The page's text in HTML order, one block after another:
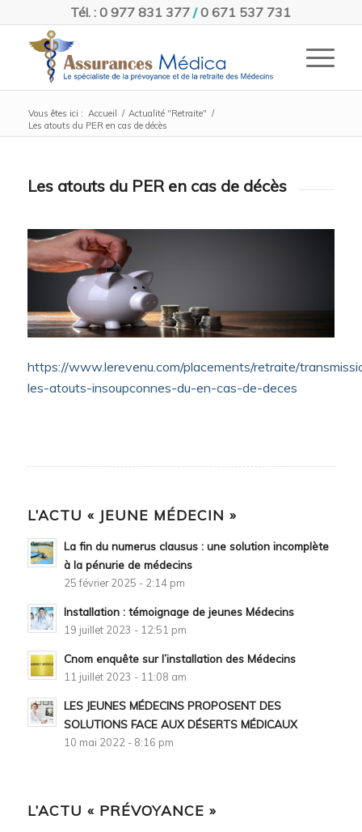
Tél. : 0 977 831 377 /0 671 537 731
Vous êtes ici : Accueil / Actualité "Retraite" /
Les atouts du PER en cas de décès
Les atouts du PER en cas de décès
https://www.lerevenu.com/placements/retraite/
les-atouts-insoupconnes-du-en-cas-de-deces
L’ACTU « JEUNE MÉDECIN »
La fin du numerus clausus : une solution incomplète
à la pénurie de médecins
25 février 2025 - 2:14 pm
Installation : témoignage de jeunes Médecins
19 juillet 2023 - 12:51 pm
Cnom enquête sur l’installation des Médecins
11 juillet 2023 - 11:08 am
LES JEUNES MÉDECINS PROPOSENT DES
SOLUTIONS FACE AUX DÉSERTS MÉDICAUX
10 mai 2022 - 8:16 pm
L’ACTU « PRÉVOYANCE »